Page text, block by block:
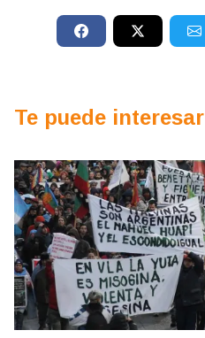
Te puede interesar